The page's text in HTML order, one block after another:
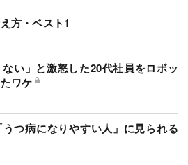
方・ベスト1
い」と激怒した20代社員をロボッ
ワケ
うつ病になりやすい人」に見られる